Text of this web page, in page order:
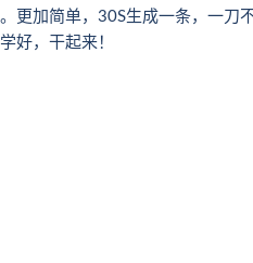
更加简单，30S生成一条，一刀
好，干起来！